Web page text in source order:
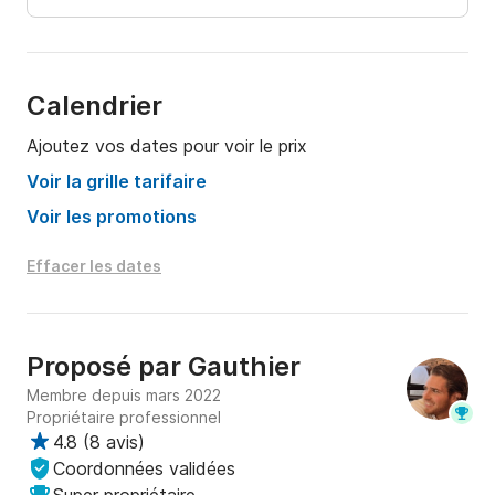
Calendrier
Ajoutez vos dates pour voir le prix
Voir la grille tarifaire
Voir les promotions
Effacer les dates
Proposé par Gauthier
Membre depuis mars 2022
Propriétaire professionnel
4.8 (8 avis)
Coordonnées validées